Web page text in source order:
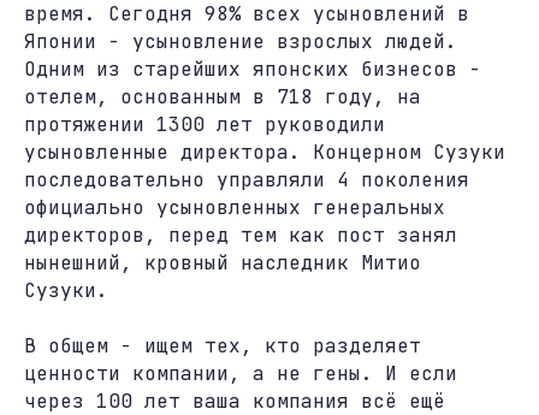
время. Сегодня 98% всех усыновлений в
Японии - усыновление взрослых людей.
Одним из старейших японских бизнесов -
отелем, основанным в 718 году, на
протяжении 1300 лет руководили
усыновленные директора. Концерном Сузуки
последовательно управляли 4 поколения
официально усыновленных генеральных
директоров, перед тем как пост занял
нынешний, кровный наследник Митио
Сузуки.
В общем - ищем тех, кто разделяет
ценности компании, а не гены. И если
через 100 лет ваша компания всё ещё